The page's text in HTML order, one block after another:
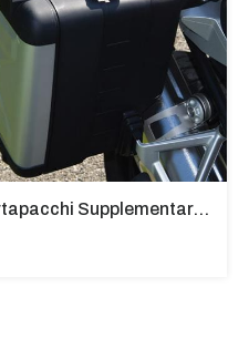
Coppia Portapacchi Supplementare In Ferro Per Borse Modello “Vario” Bmw - PP29-R1250GS